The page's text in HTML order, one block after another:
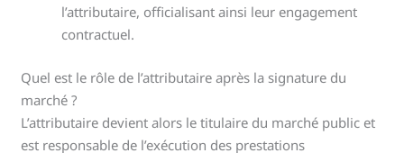
l’attributaire, officialisant ainsi leur engagement
contractuel.
Quel est le rôle de l’attributaire après la signature du
marché ?
L’attributaire devient alors le titulaire du marché public et
est responsable de l’exécution des prestations